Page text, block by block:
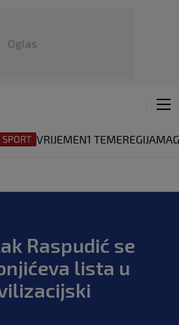
Oglas
VRIJEMEN1 TEMEREGIJA
Raspudić se
lista u